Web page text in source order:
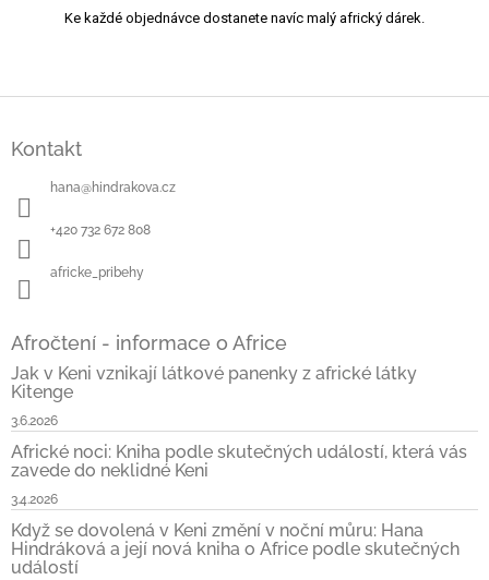
Ke každé objednávce dostanete navíc malý africký dárek.
Kontakt
hana@hindrakova.cz
+420 732 672 808
africke_pribehy
Afročtení - informace o Africe
Jak v Keni vznikají látkové panenky z africké látky
Kitenge
3.6.2026
Africké noci: Kniha podle skutečných událostí, která vás
zavede do neklidné Keni
3.4.2026
Když se dovolená v Keni změní v noční můru: Hana
Hindráková a její nová kniha o Africe podle skutečných
událostí